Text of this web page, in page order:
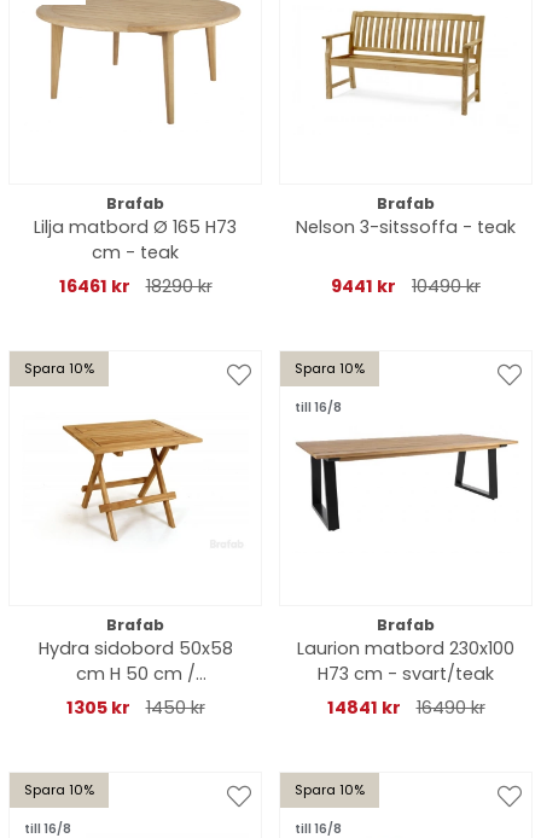
Brafab
Lilja matbord Ø 165 H73
cm - teak
16461 kr
18290 kr
Brafab
Nelson 3-sitssoffa - teak
9441 kr 10490 kr
Spara 10%
Brafab
Hydra sidobord 50x58
cm H 50 cm /
ribbmönstrat
1305 kr 1450 kr
Spara 10%
till 16/8
Brafab
Laurion matbord 230x100
H73 cm - svart/teak
14841 kr
16490 kr
Spara 10%
till 16/8
Spara 10%
till 16/8